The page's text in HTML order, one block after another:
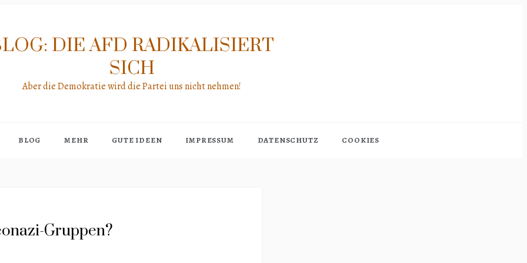
DIE AFD RADIKALISIERT
SICH
Aber die Demokratie wird die Partei uns nicht nehmen!
BLOG MEHR GUTE IDEEN IMPRESSUM DATENSCHUTZ COOKIES
Gruppen?